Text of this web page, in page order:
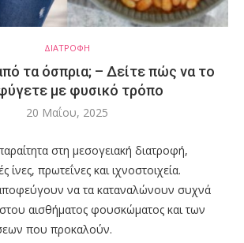
ΔΙΑΤΡΟΦΗ
τα όσπρια; – Δείτε πώς να το
με φυσικό τρόπο
20 Μαΐου, 2025
στη μεσογειακή διατροφή,
ίνες, πρωτεΐνες και ιχνοστοιχεία.
να τα καταναλώνουν συχνά
αισθήματος φουσκώματος και των
που προκαλούν.